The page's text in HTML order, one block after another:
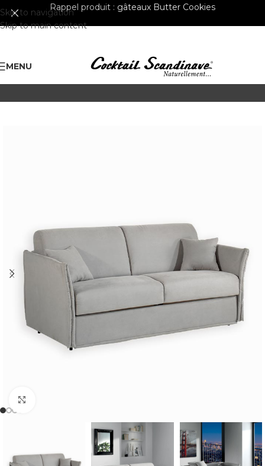
Skip to navigation
Skip to main content
Rappel produit : gâteaux Butter Cookies
MENU